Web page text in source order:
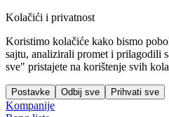
Kolačići i privatnost
Koristimo kolačiće kako bismo
sajtu, analizirali promet i prilagodili
sve" pristajete na korištenje svih
Postavke Odbij sve Prihvati sve
Kompanije